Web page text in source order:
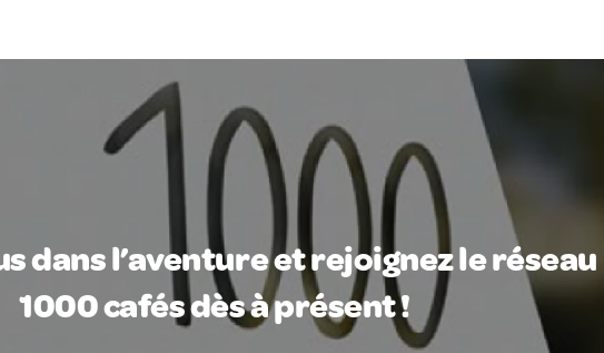
dans l’aventure et rejoignez le réseau
1000 cafés dès à présent !